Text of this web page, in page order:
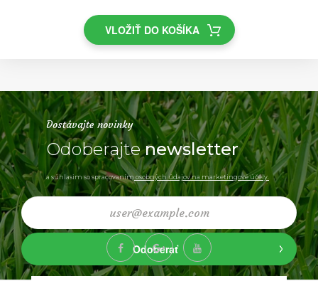
VLOŽIŤ DO KOŠÍKA
Dostávajte novinky
Odoberajtenewsletter
a súhlasim so spracovaním osobných údajov na marketingové účely.
Odoberať